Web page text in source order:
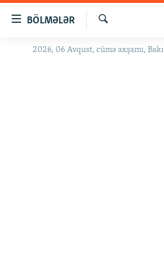
BÖLMƏLƏR
GÜNDƏM
Axtar
2026, 06 Avqust, cümə axşamı,